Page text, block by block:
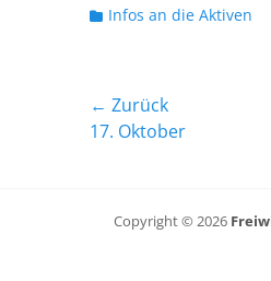
Kategorien
Infos an die Aktiven
← Zurück
Vorheriger
17. Oktober
Copyright © 2026